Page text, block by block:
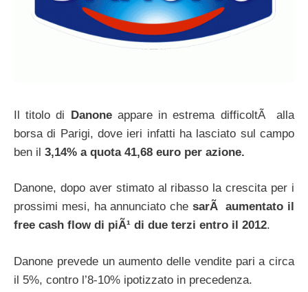
Il titolo di Danoneappare in estrema difficoltÃ alla
borsa di Parigi, dove ieri infatti ha lasciato sul campo
ben il 3,14% a quota 41,68 euro per azione.
Danone, dopo aver stimato al ribasso la crescita per i
prossimi mesi, ha annunciato che sarÃ aumentato il
free cash flow di piÃ¹ di due terzi entro il 2012.
Danone prevede un aumento delle vendite pari a circa
il 5%, contro l’8-10% ipotizzato in precedenza.